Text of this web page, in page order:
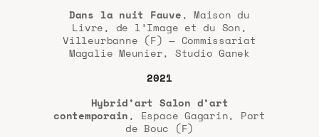
Dans la nuit Fauve, Maison du
Livre, de l’Image et du Son,
Villeurbanne (F) — Commissariat
Magalie Meunier, Studio Ganek
2021
Hybrid’art Salon d’art
contemporain, Espace Gagarin, Port
de Bouc (F)